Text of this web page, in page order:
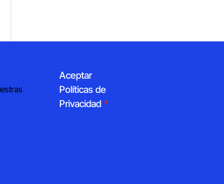
Aceptar
Políticas de
Privacidad *